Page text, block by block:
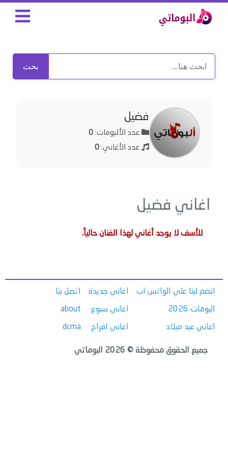
بحث
فضيل
عدد الألبومات: 0
عدد الأغاني: 0
اغاني فضيل
للأسف لا يوجد أغاني لهذا الفنان حالياً.
انضم لينا علي الواتس اب
البومات 2026
اغاني عيد ميلاد
اغاني جديدة
اغاني سبوع
اغاني افراح
اتصل بنا
about
dcma
جميع الحقوق محفوظة © 2026 البوماتي